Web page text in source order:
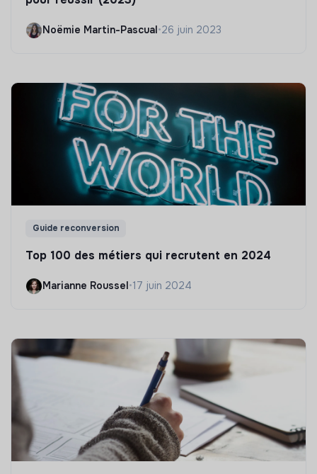
Noëmie Martin-Pascual •26 juin 2023
Guide reconversion
Top 100 des métiers qui recrutent en 2024
Marianne Roussel•17 juin 2024